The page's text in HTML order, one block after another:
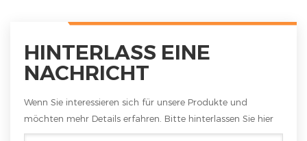
HINTERLASS EINE
NACHRICHT
Wenn Sie interessieren sich für unsere Produkte und
möchten mehr Details erfahren. Bitte hinterlassen Sie hier
eine Nachricht. Wir werden Ihnen so schnell wie möglich